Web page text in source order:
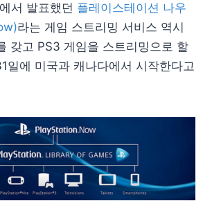
서 발표했던 플레이스테이션 나우
라는 게임 스트리밍 서비스 역시
갖고 PS3 게임을 스트리밍으로 할
일에 미국과 캐나다에서 시작한다고